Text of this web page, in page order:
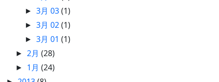
►3月 03(1)
►3月 02(1)
►3月 01(1)
► 2月(28)
► 1月(24)